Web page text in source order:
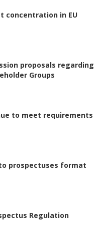
concentration in EU
proposals regarding
Groups
to meet requirements
prospectuses format
Regulation